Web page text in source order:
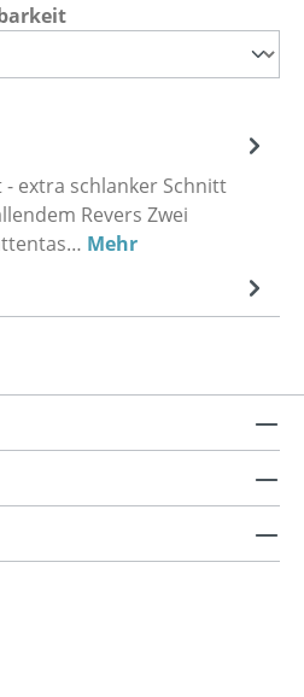
extra schlanker Schnitt
Revers Zwei
Mehr